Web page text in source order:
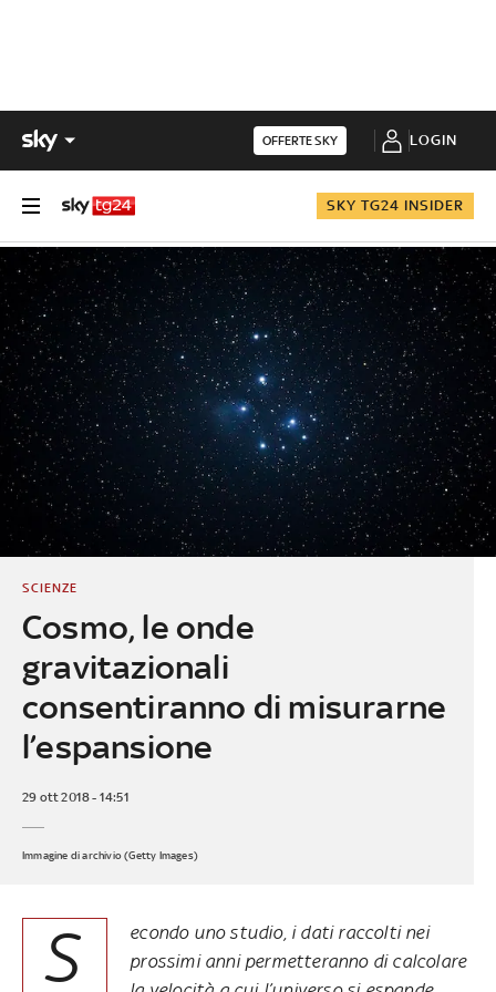
OFFERTE SKY LOGIN
SKY TG24 INSIDER
Cosmo, le onde
gravitazionali
consentiranno di misurarne
l’espansione
SCIENZE
29 ott 2018 - 14:51
Immagine di archivio (Getty Images)
S
econdo uno studio, i dati raccolti nei
prossimi anni permetteranno di calcolare